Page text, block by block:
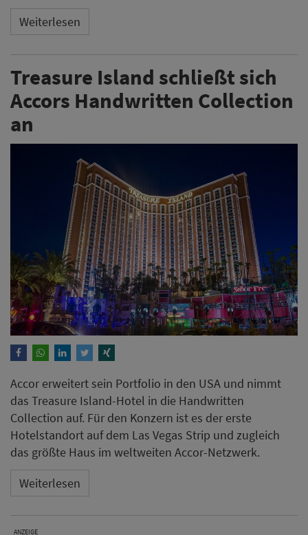
Weiterlesen
Treasure Island schließt sich
Accors Handwritten Collection
an
Accor erweitert sein Portfolio in den USA und nimmt
das Treasure Island-Hotel in die Handwritten
Collection auf. Für den Konzern ist es der erste
Hotelstandort auf dem Las Vegas Strip und zugleich
das größte Haus im weltweiten Accor-Netzwerk.
Weiterlesen
ANZEIGE